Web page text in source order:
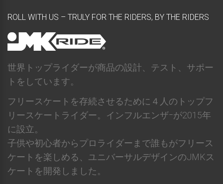
ROLL WITH US – TRULY FOR THE RIDERS, BY THE RIDERS
世界トップライダーが商品の設計、テスト、サポー
トをしています。
フリースケートを存続させるために４人のトップフ
リースケートライダー。インフルエンザｰが2015年
に設立。
子供や初心者からプロライダーまで誰もがフリース
ケートを楽しめる、ユニバーサルデザインのJMKス
ケートを開発しました。